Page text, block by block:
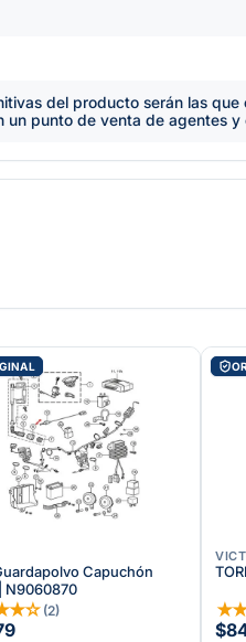
del producto serán las
punto de venta de agentes y
Capuchón
N9060870
★☆ (2) ★